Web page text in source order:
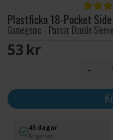
Plastficka 18-Pocket
Gamegenic - Passar Double Sleeve
53 SEK
-
45 dagar
Ångerrätt